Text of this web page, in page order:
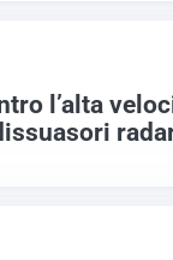
l’alta